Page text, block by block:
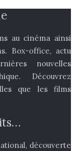
au cinéma ainsi
Box-office, actu
nouvelles
Découvrez
que les films
découverte